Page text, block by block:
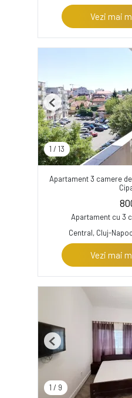
Vezi mai
1 / 13
Previous
Apartament 3 camere
Apartament cu 3
Central, Cluj-
Vezi mai
1 / 9
Previous